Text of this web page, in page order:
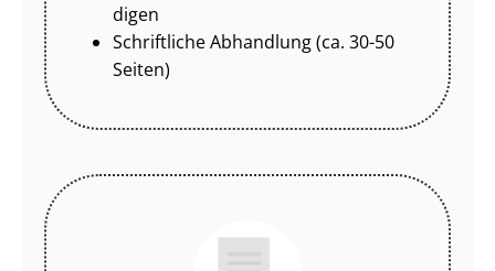
di­gen
Schriftliche Abhandlung (ca. 30-50
Seiten)